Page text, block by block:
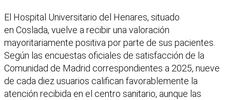
El Hospital Universitario del Henares, situado
en Coslada, vuelve a recibir una valoración
mayoritariamente positiva por parte de sus pacientes.
Según las encuestas oficiales de satisfacción de la
Comunidad de Madrid correspondientes a 2025, nueve
de cada diez usuarios califican favorablemente la
atención recibida en el centro sanitario, aunque las